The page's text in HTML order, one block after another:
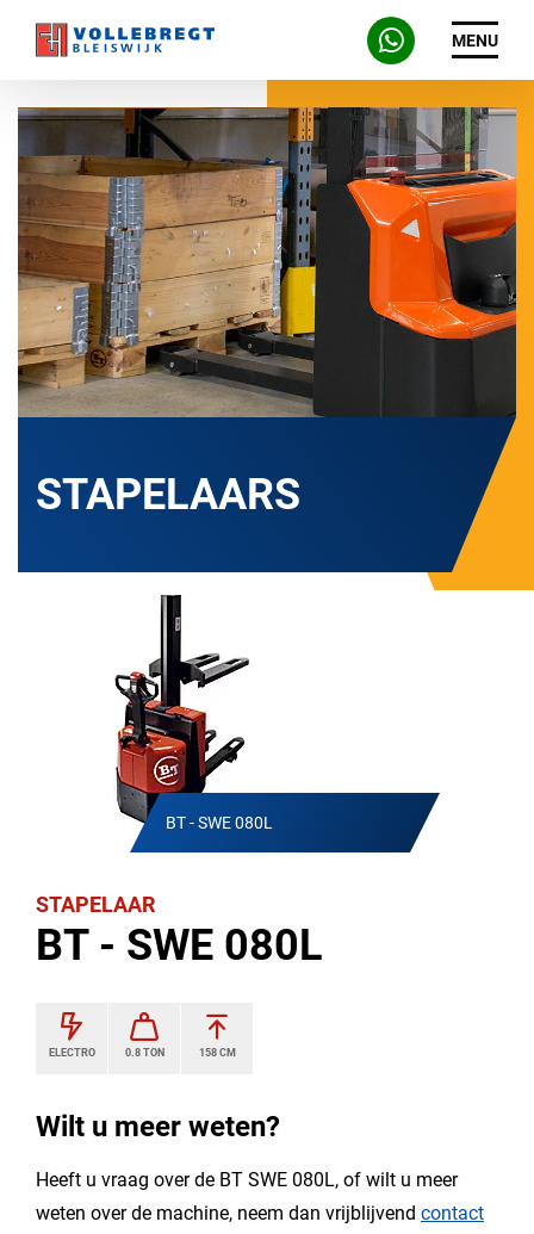
MENU
STAPELAARS
BT - SWE 080L
STAPELAAR
BT - SWE 080L
ELECTRO 0.8 TON 158 CM
Wilt u meer weten?
Heeft u vraag over de BT SWE 080L, of wilt u meer
weten over de machine, neem dan vrijblijvend contact